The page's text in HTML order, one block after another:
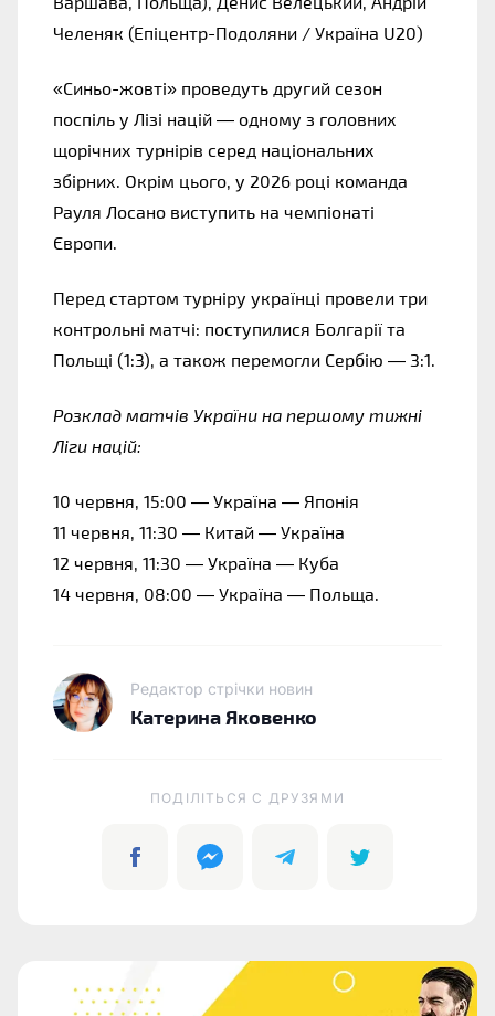
Челеняк (Епіцентр-Подоляни / Україна U20)
«Синьо-жовті» проведуть другий сезон
поспіль у Лізі націй — одному з головних
щорічних турнірів серед національних
збірних. Окрім цього, у 2026 році команда
Рауля Лосано виступить на чемпіонаті
Європи.
Перед стартом турніру українці провели три
контрольні матчі: поступилися Болгарії та
Польщі (1:3), а також перемогли Сербію — 3:1.
Розклад матчів України на першому тижні
Ліги націй:
10 червня, 15:00 — Україна — Японія
11 червня, 11:30 — Китай — Україна
12 чeрвня, 11:30 — Україна — Куба
14 червня, 08:00 — Україна — Польща.
Редактор стрічки новин
Катерина Яковенко
ПОДІЛІТЬСЯ C ДРУЗЯМИ